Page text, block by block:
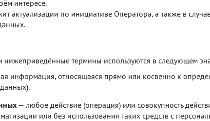
интересе.
актуализации по инициативе Оператора, а также в
нижеприведённые термины используются в следующем
информация, относящаяся прямо или косвенно к
— любое действие (операция) или совокупность
или без использования таких средств с